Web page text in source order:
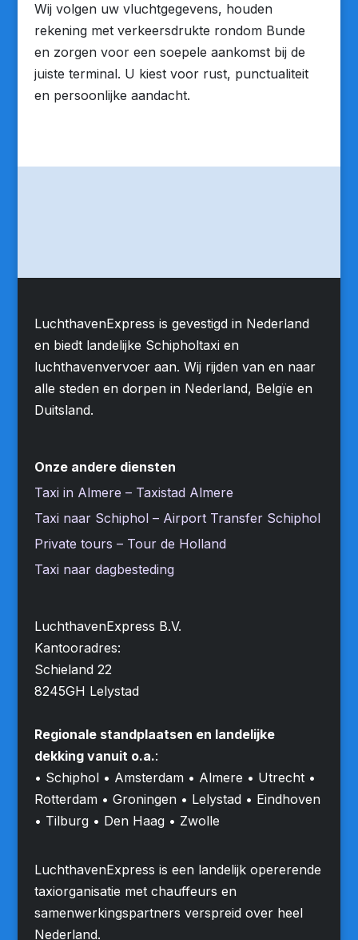
Wij volgen uw vluchtgegevens, houden
rekening met verkeersdrukte rondom Bunde
en zorgen voor een soepele aankomst bij de
juiste terminal. U kiest voor rust, punctualiteit
en persoonlijke aandacht.
LuchthavenExpress is gevestigd in Nederland
en biedt landelijke Schipholtaxi en
luchthavenvervoer aan. Wij rijden van en naar
alle steden en dorpen in Nederland, Belgïe en
Duitsland.
Onze andere diensten
Taxi in Almere – Taxistad Almere
Taxi naar Schiphol – Airport Transfer Schiphol
Private tours – Tour de Holland
Taxi naar dagbesteding
LuchthavenExpress B.V.
Kantooradres:
Schieland 22
8245GH Lelystad
Regionale standplaatsen en landelijke
dekking vanuit o.a.:
• Schiphol • Amsterdam • Almere • Utrecht •
Rotterdam • Groningen • Lelystad • Eindhoven
• Tilburg • Den Haag • Zwolle
LuchthavenExpress is een landelijk opererende
taxiorganisatie met chauffeurs en
samenwerkingspartners verspreid over heel
Nederland.